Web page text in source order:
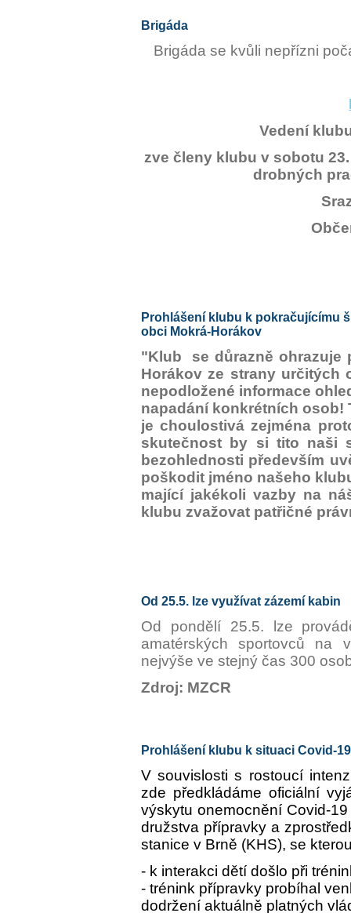
Brigáda
Brigáda se kvůli nepřízni
Vedení
zve členy klubu v sobotu
drobných
Prohlášení klubu k pokračujícímu
obci Mokrá-Horákov
"Klub se důrazně ohrazuje
Horákov ze strany určitých
nepodložené informace
napadání konkrétních osob!
je choulostivá zejména
skutečnost by si tito naši
bezohlednosti především
poškodit jméno našeho
mající jakékoli vazby na
klubu zvažovat patřičné
Od 25.5. lze využívat zázemí kabin
Od pondělí 25.5. lze
amatérských sportovců na
nejvýše ve stejný čas 300
Zdroj: MZCR
Prohlášení klubu k situaci Covid-
V souvislosti s rostoucí
zde předkládáme oficiální
výskytu onemocnění Covid-
družstva přípravky a
stanice v Brně (KHS), se
- k interakci dětí došlo při
- trénink přípravky probíhal
dodržení aktuálně platných